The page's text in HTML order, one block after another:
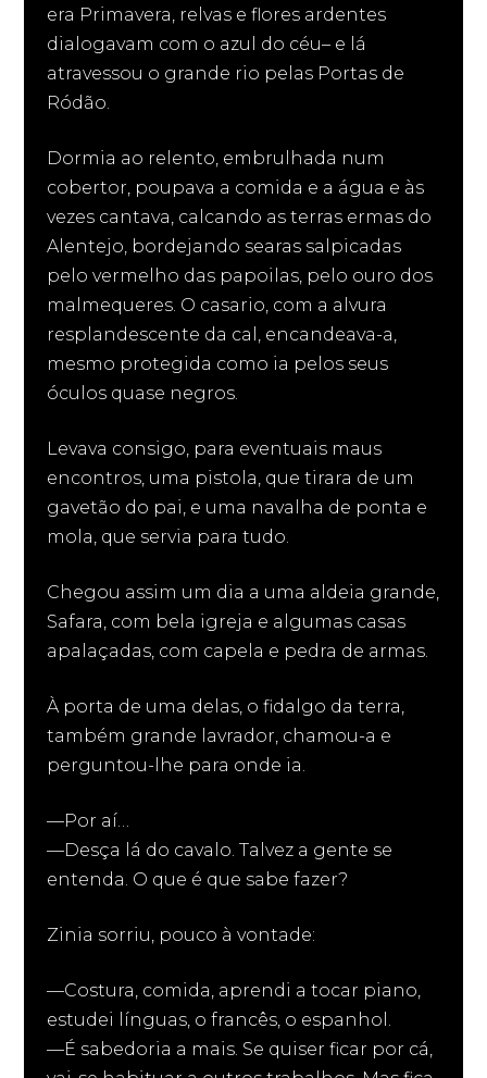
era Primavera, relvas e flores ardentes
dialogavam com o azul do céu– e lá
atravessou o grande rio pelas Portas de
Ródão.
Dormia ao relento, embrulhada num
cobertor, poupava a comida e a água e às
vezes cantava, calcando as terras ermas do
Alentejo, bordejando searas salpicadas
pelo vermelho das papoilas, pelo ouro dos
malmequeres. O casario, com a alvura
resplandescente da cal, encandeava-a,
mesmo protegida como ia pelos seus
óculos quase negros.
Levava consigo, para eventuais maus
encontros, uma pistola, que tirara de um
gavetão do pai, e uma navalha de ponta e
mola, que servia para tudo.
Chegou assim um dia a uma aldeia grande,
Safara, com bela igreja e algumas casas
apalaçadas, com capela e pedra de armas.
À porta de uma delas, o fidalgo da terra,
também grande lavrador, chamou-a e
perguntou-lhe para onde ia.
—Por aí…
—Desça lá do cavalo. Talvez a gente se
entenda. O que é que sabe fazer?
Zinia sorriu, pouco à vontade:
—Costura, comida, aprendi a tocar piano,
estudei línguas, o francês, o espanhol.
—É sabedoria a mais. Se quiser ficar por cá,